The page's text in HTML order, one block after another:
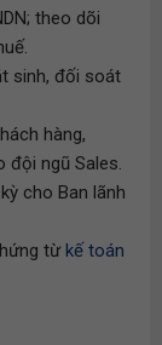
theo dõi
sinh, đối soát
hàng,
đội ngũ Sales.
cho Ban lãnh
từkế toán